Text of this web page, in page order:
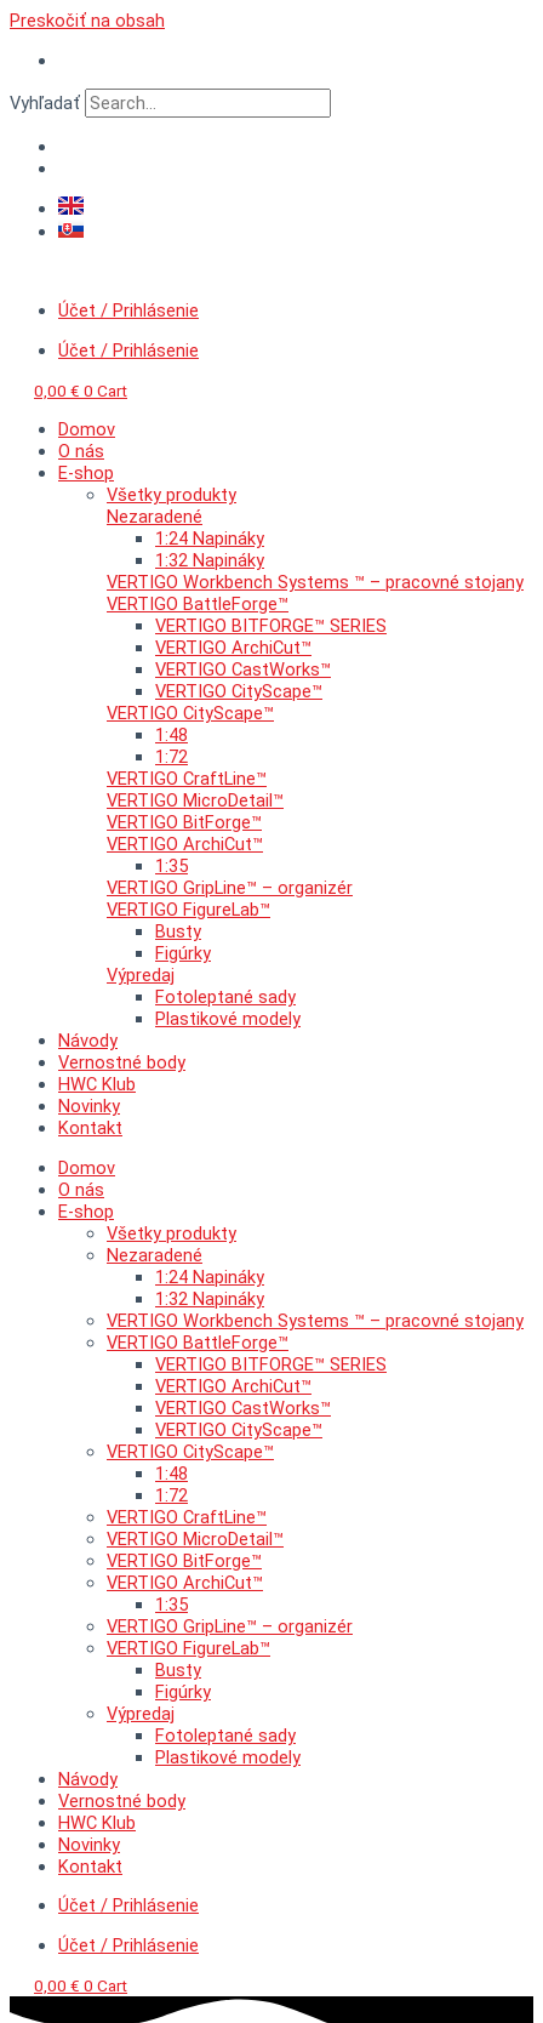
Preskočiť na obsah
Vyhľadať
Účet / Prihlásenie
Účet / Prihlásenie
0,00 € 0 Cart
Domov
O nás
E-shop
Všetky produkty
Nezaradené
1:24 Napináky
1:32 Napináky
VERTIGO Workbench Systems ™ – pracovné stojany
VERTIGO BattleForge™
VERTIGO BITFORGE™ SERIES
VERTIGO ArchiCut™
VERTIGO CastWorks™
VERTIGO CityScape™
VERTIGO CityScape™
1:48
1:72
VERTIGO CraftLine™
VERTIGO MicroDetail™
VERTIGO BitForge™
VERTIGO ArchiCut™
1:35
VERTIGO GripLine™ – organizér
VERTIGO FigureLab™
Busty
Figúrky
Výpredaj
Fotoleptané sady
Plastikové modely
Návody
Vernostné body
HWC Klub
Novinky
Kontakt
Domov
O nás
E-shop
Všetky produkty
Nezaradené
1:24 Napináky
1:32 Napináky
VERTIGO Workbench Systems ™ – pracovné stojany
VERTIGO BattleForge™
VERTIGO BITFORGE™ SERIES
VERTIGO ArchiCut™
VERTIGO CastWorks™
VERTIGO CityScape™
VERTIGO CityScape™
1:48
1:72
VERTIGO CraftLine™
VERTIGO MicroDetail™
VERTIGO BitForge™
VERTIGO ArchiCut™
1:35
VERTIGO GripLine™ – organizér
VERTIGO FigureLab™
Busty
Figúrky
Výpredaj
Fotoleptané sady
Plastikové modely
Návody
Vernostné body
HWC Klub
Novinky
Kontakt
Účet / Prihlásenie
Účet / Prihlásenie
0,00 € 0 Cart